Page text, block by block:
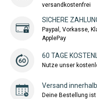
versandkostenfrei
SICHERE
Paypal, Vorkasse,
ApplePay
60 TAGE
Nutze unser
Versand
Deine Bestellung